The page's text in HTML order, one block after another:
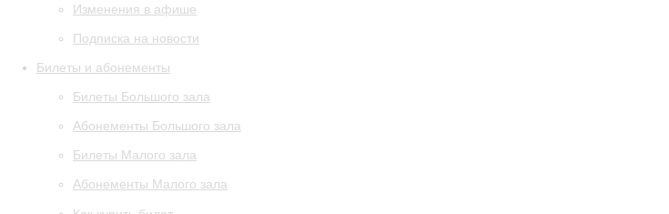
Изменения в афише
Подписка на новости
Билеты и абонементы
Билеты Большого зала
Абонементы Большого зала
Билеты Малого зала
Абонементы Малого зала